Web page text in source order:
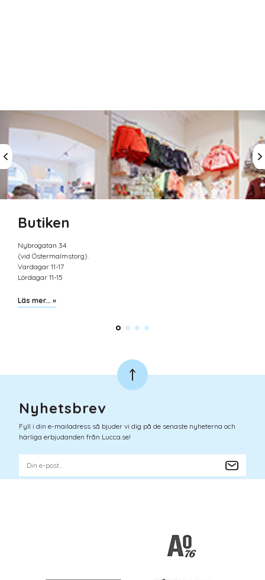
Butiken
Nybrogatan 34
(vid Östermalmstorg).
Vardagar 11-17
Lördagar 11-15
Läs mer... »
Nyhetsbrev
Fyll i din e-mailadress så bjuder vi dig på de senaste nyheterna och
härliga erbjudanden från Lucca.se!